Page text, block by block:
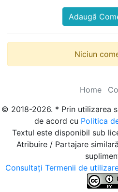
Adaugă
Niciun
Home
© 2018-2026. * Prin utilizarea
de acord cu Politica
Textul este disponibil sub
Atribuire / Partajare
Consultați Termenii de